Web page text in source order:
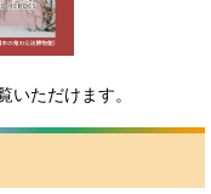
ただけます。